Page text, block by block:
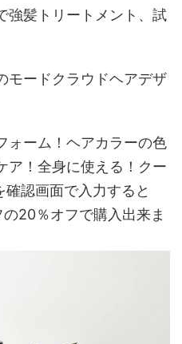
強髪トリートメント、試
モードクラウドヘアデザ
ォーム！ヘアカラーの色
ア！全身に使える！クー
認画面で入力すると
20％オフで購入出来ま